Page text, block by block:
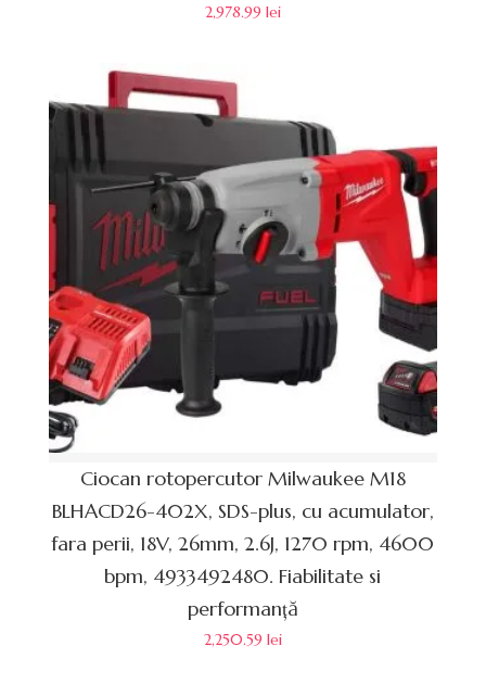
2,978.99 lei
Ciocan rotopercutor Milwaukee M18
BLHACD26-402X, SDS-plus, cu acumulator,
fara perii, 18V, 26mm, 2.6J, 1270 rpm, 4600
bpm, 4933492480. Fiabilitate si
performanță
2,250.59 lei